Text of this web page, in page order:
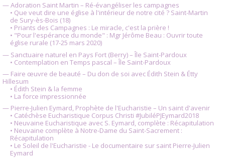
— Adoration Saint Martin – Ré-évangéliser les campagnes
• Que veut dire une église à l'intérieur de notre cité ? Saint-Martin
de Sury-ès-Bois (18)
• Priants des Campagnes : Le miracle, c'est la prière !
• "Pour l'espérance du monde" : Mgr Jérôme Beau : Ouvrir toute
église rurale (17-25 mars 2020)
— Sanctuaire naturel en Pays Fort (Berry) – Île Saint-Pardoux
• Contemplation en Temps pascal – Île Saint-Pardoux
— Faire œuvre de beauté – Du don de soi avec Édith Stein & Étty
Hillesum
• Édith Stein & la femme
• La force impressionnée
— Pierre-Julien Eymard, Prophète de l'Eucharistie – Un saint d'avenir
• Catéchèse Eucharistique Corpus Christi #JubiléPJEymard2018
• Neuvaine Eucharistique avec S. Eymard, complète : Récapitulation
• Neuvaine complète à Notre-Dame du Saint-Sacrement :
Récapitulation
• Le Soleil de l'Eucharistie - Le documentaire sur saint Pierre-Julien
Eymard